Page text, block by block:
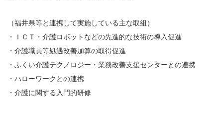
（福井県等と連携して実施している主な取組）
・ＩＣＴ・介護ロボットなどの先進的な技術の導入促進
・介護職員等処遇改善加算の取得促進
・ふくい介護テクノロジー・業務改善支援センターとの連携
・ハローワークとの連携
・介護に関する入門的研修